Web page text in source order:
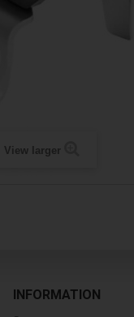
View larger
INFORMATION